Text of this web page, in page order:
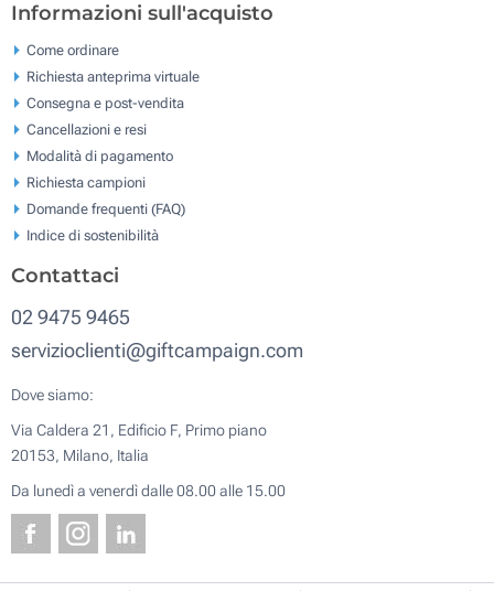
Informazioni sull'acquisto
Come ordinare
Richiesta anteprima virtuale
Consegna e post-vendita
Cancellazioni e resi
Modalità di pagamento
Richiesta campioni
Domande frequenti (FAQ)
Indice di sostenibilità
Contattaci
02 9475 9465
servizioclienti@giftcampaign.com
Dove siamo:
Via Caldera 21, Edificio F, Primo piano
20153, Milano, Italia
Da lunedì a venerdì dalle 08.00 alle 15.00